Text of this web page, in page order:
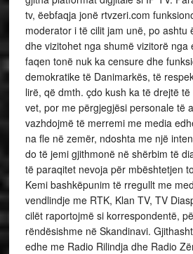
tv, ëebfaqja jonë rtvzeri.com
moderator i të cilit jam unë, po ashtu
dhe vizitohet nga shumë vizitorë nga
faqen tonë nuk ka censure dhe
demokratike të Danimarkës, të
lirë, që dmth. çdo kush ka të drejtë
vet, por me përgjegjësi personale të
vazhdojmë të merremi me media
na fle në zemër, ndoshta me një
do të jemi gjithmonë në shërbim të
të paraqitet nevoja për mbështetjen
Kemi bashkëpunim të rregullt me
vendlindje me RTK, Klan TV, TV
cilët raportojmë si korrespondentë,
rëndësishme në Skandinavi.
edhe me Radio Rilindja dhe Radio